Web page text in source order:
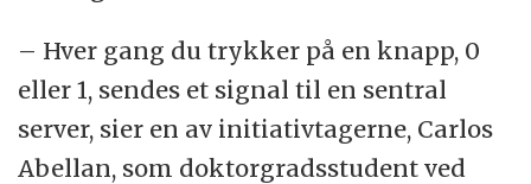
– Hver gang du trykker på en knapp, 0
eller 1, sendes et signal til en sentral
server, sier en av initiativtagerne, Carlos
Abellan, som doktorgradsstudent ved